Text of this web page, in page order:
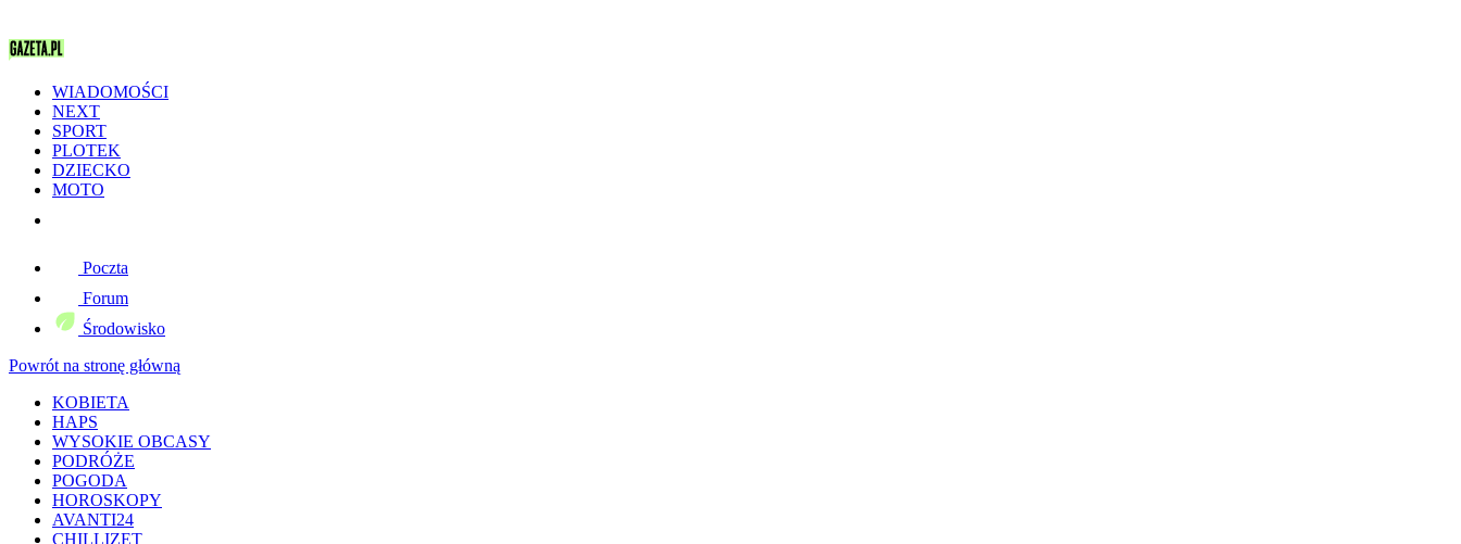
WIADOMOŚCI
NEXT
SPORT
PLOTEK
DZIECKO
MOTO
Poczta
Forum
Środowisko
Powrót na stronę główną
KOBIETA
HAPS
WYSOKIE OBCASY
PODRÓŻE
POGODA
HOROSKOPY
AVANTI24
CHILLIZET